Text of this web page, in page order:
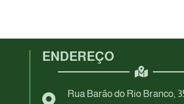
ENDEREÇO
Rua Barão do Rio Branco,